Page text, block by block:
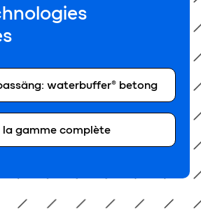
waterbuffer® betong
la gamme complète